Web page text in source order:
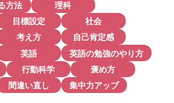
方法
理科
目標設定
社会
考え方
自己肯定感
英語
英語の勉強のやり方
行動科学
褒め方
間違い直し
集中力アップ